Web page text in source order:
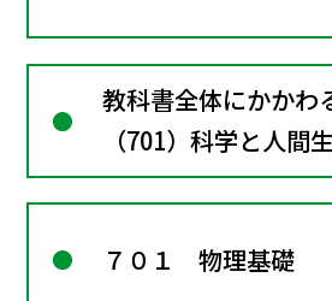
教科書全体にかかわ
（701）科学と人間
７０１ 物理基礎